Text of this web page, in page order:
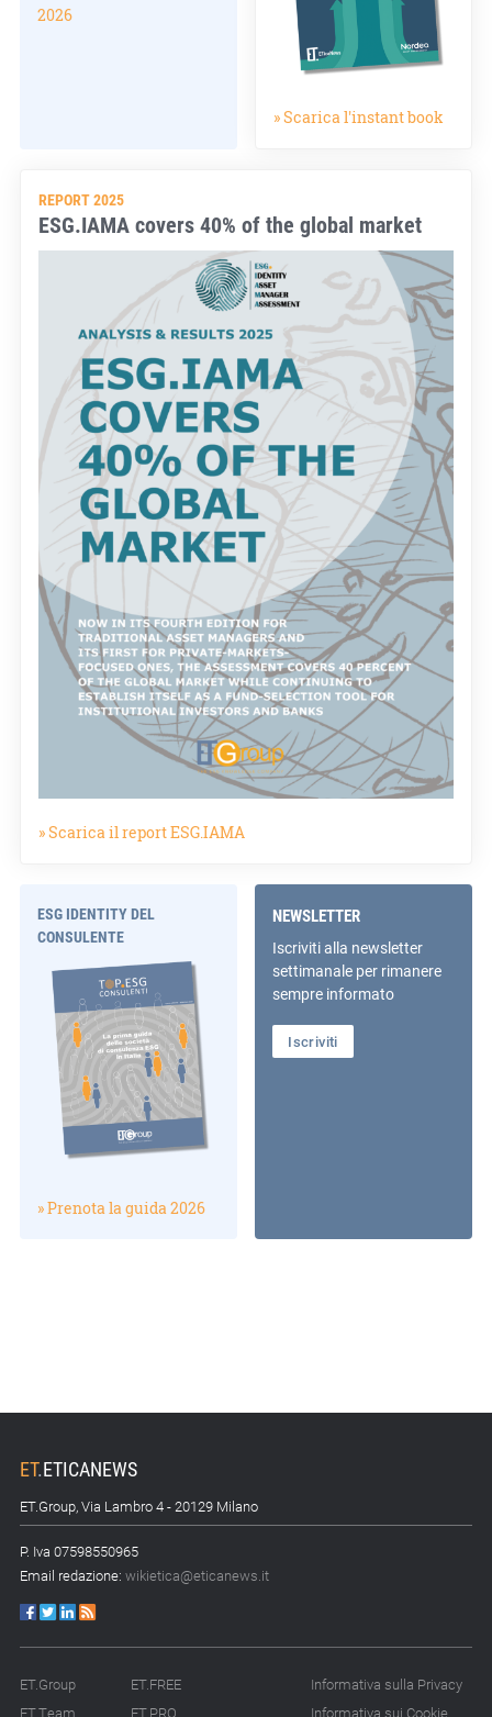
2026
» Scarica l'instant book
REPORT 2025
ESG.IAMA covers 40% of the global market
» Scarica il report ESG.IAMA
ESG IDENTITY DEL
CONSULENTE
» Prenota la guida 2026
NEWSLETTER
Iscriviti alla newsletter
settimanale per rimanere
sempre informato
Iscriviti
ET.ETICANEWS
ET.Group, Via Lambro 4 - 20129 Milano
P. Iva 07598550965
Email redazione: wikietica@eticanews.it
ET.Group
ET.Team
ET.FREE
ET.PRO
Informativa sulla Privacy
Informativa sui Cookie